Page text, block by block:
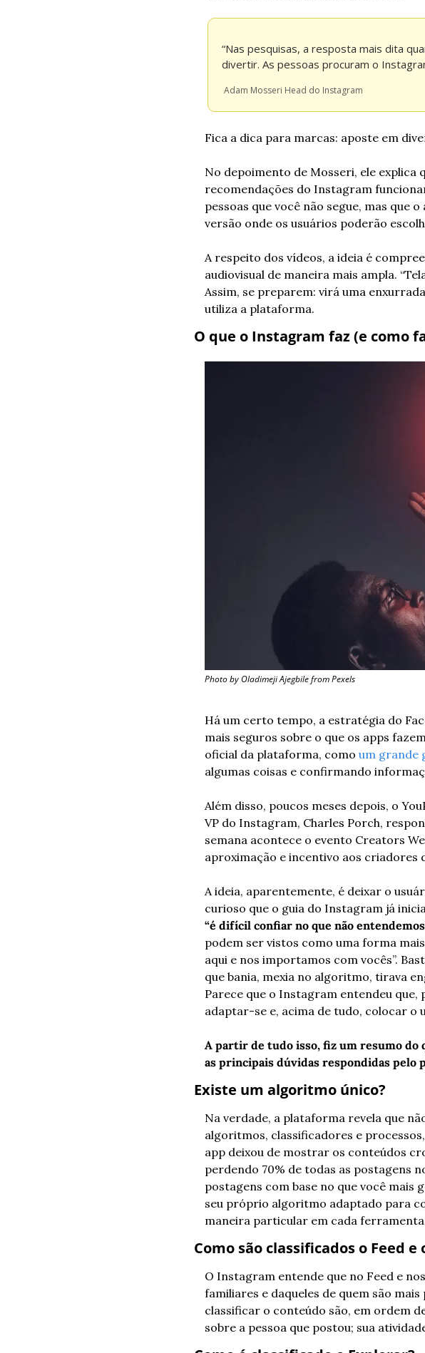
“Nas pesquisas, a resposta mais dita
divertir. As pessoas procuram o
Adam Mosseri Head do Instagram
Fica a dica para marcas: aposte em
No depoimento de Mosseri, ele explica
recomendações do Instagram
pessoas que você não segue, mas que
versão onde os usuários poderão
A respeito dos vídeos, a ideia é
audiovisual de maneira mais ampla.
Assim, se preparem: virá uma
utiliza a plataforma.
O que o Instagram faz (e como
Photo by Oladimeji Ajegbile from Pexels
Há um certo tempo, a estratégia do
mais seguros sobre o que os apps
oficial da plataforma, como um grande
algumas coisas e confirmando
Além disso, poucos meses depois, o
VP do Instagram, Charles Porch,
semana acontece o evento Creators
aproximação e incentivo aos criadores
A ideia, aparentemente, é deixar o
“é difícil confiar no que não
podem ser vistos como uma forma
aqui e nos importamos com vocês”.
que bania, mexia no algoritmo, tirava
Parece que o Instagram entendeu
adaptar-se e, acima de tudo, colocar o
A partir de tudo isso, fiz um resumo do
as principais dúvidas respondidas pelo
Existe um algoritmo único?
Na verdade, a plataforma revela que
algoritmos, classificadores e
app deixou de mostrar os conteúdos
perdendo 70% de todas as postagens
postagens com base no que você mais
seu próprio algoritmo adaptado para
maneira particular em cada
Como são classificados o Feed e
O Instagram entende que no Feed e
familiares e daqueles de quem são
classificar o conteúdo são, em ordem
sobre a pessoa que postou; sua